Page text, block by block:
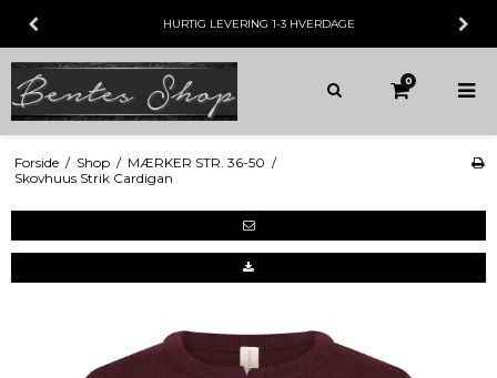
HURTIG LEVERING 1-3 HVERDAGE
0
Forside / Shop / MÆRKER STR. 36-50 /
Skovhuus Strik Cardigan